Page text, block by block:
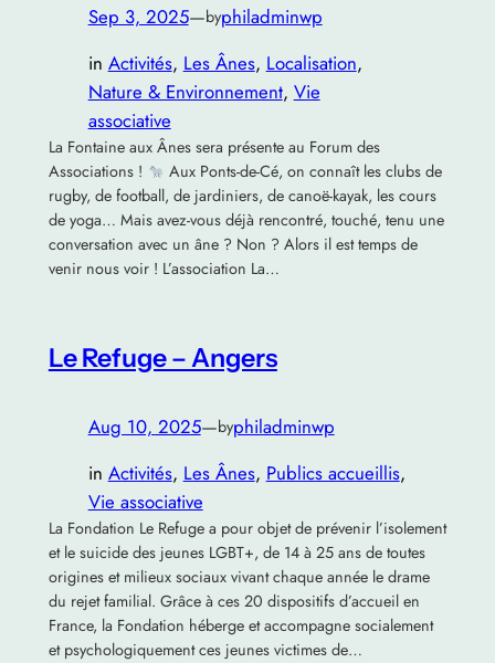
Sep 3, 2025—byphiladminwp
in Activités, Les Ânes, Localisation
Nature & Environnement, Vie
associative
La Fontaine aux Ânes sera présente au Forum des
Associations !
Aux Ponts-de-Cé, on connaît les clubs de
rugby, de football, de jardiniers, de canoë-kayak, les cours
de yoga… Mais avez-vous déjà rencontré, touché, tenu une
conversation avec un âne ? Non ? Alors il est temps de
venir nous voir ! L’association La…
Le Refuge – Angers
Aug 10, 2025—byphiladminwp
in Activités, Les Ânes, Publics accueillis
Vie associative
La Fondation Le Refuge a pour objet de prévenir l’isolement
et le suicide des jeunes LGBT+, de 14 à 25 ans de toutes
origines et milieux sociaux vivant chaque année le drame
du rejet familial. Grâce à ces 20 dispositifs d’accueil en
France, la Fondation héberge et accompagne socialement
et psychologiquement ces jeunes victimes de…